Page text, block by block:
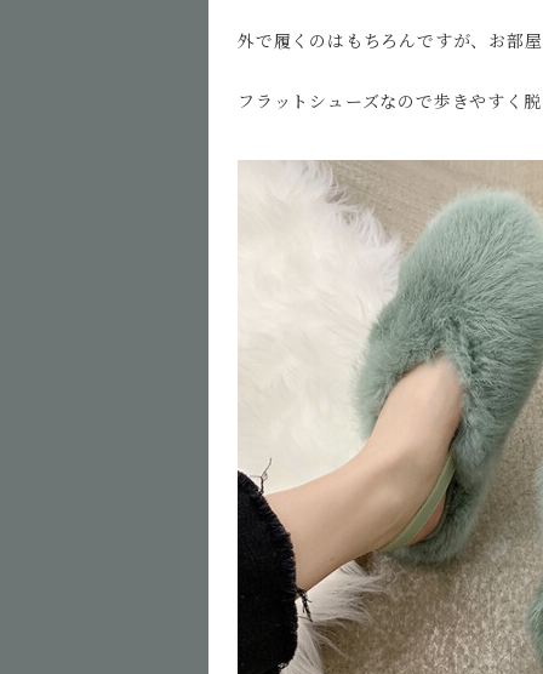
外で履くのはもちろんですが、お部
フラットシューズなので歩きやすく